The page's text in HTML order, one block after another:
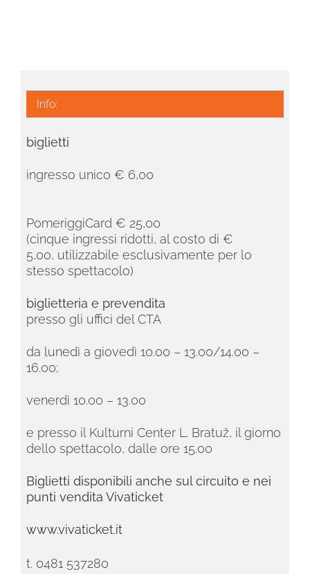
Info:
biglietti
ingresso unico € 6,00
PomeriggiCard € 25,00
(cinque ingressi ridotti, al costo di €
5,00, utilizzabile esclusivamente per lo
stesso spettacolo)
biglietteria e prevendita
presso gli uffici del CTA
da lunedì a giovedì 10.00 – 13.00/14.00 –
16.00;
venerdì 10.00 – 13.00
e presso il Kulturni Center L. Bratuž, il giorno
dello spettacolo, dalle ore 15.00
Biglietti disponibili anche sul circuito e nei
punti vendita Vivaticket
www.vivaticket.it
t. 0481 537280